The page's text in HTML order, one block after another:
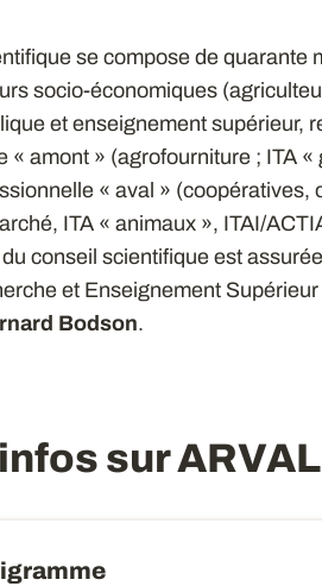
se compose de quarante
socio-économiques
et enseignement supérieur,
« amont » (agrofourniture ; ITA
« aval » (coopératives,
ITA « animaux », ITAI/
conseil scientifique est
et Enseignement
Bodson.
sur